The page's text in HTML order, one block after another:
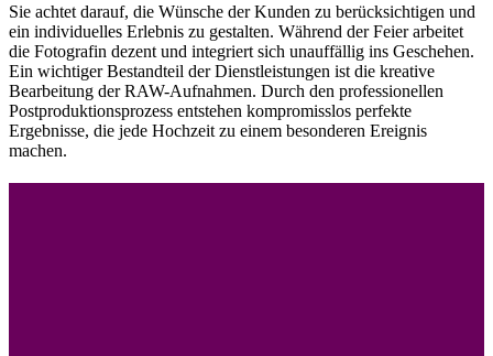
Sie achtet darauf, die Wünsche der Kunden zu berücksichtigen und
ein individuelles Erlebnis zu gestalten. Während der Feier arbeitet
die Fotografin dezent und integriert sich unauffällig ins Geschehen.
Ein wichtiger Bestandteil der Dienstleistungen ist die kreative
Bearbeitung der RAW-Aufnahmen. Durch den professionellen
Postproduktionsprozess entstehen kompromisslos perfekte
Ergebnisse, die jede Hochzeit zu einem besonderen Ereignis
machen.